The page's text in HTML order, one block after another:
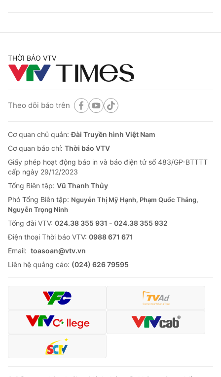
THỜI BÁO VTV
Theo dõi báo trên
Cơ quan chủ quản:Đài Truyền hình Việt Nam
Cơ quan báo chí: Thời báo VTV
Giấy phép hoạt động báo in và báo điện tử số 483/GP-BTTTT
cấp ngày 29/12/2023
Tổng Biên tập: Vũ Thanh Thủy
Phó Tổng Biên tập: Nguyễn Thị Mỹ Hạnh, Phạm Quốc Thắng,
Nguyễn Trọng Ninh
Tổng đài VTV: 024.38 355 931 - 024.38 355 932
Ðiện thoại Thời báo VTV: 0988 671 671
Email: toasoan@vtv.vn
Liên hệ quảng cáo: (024) 626 79595